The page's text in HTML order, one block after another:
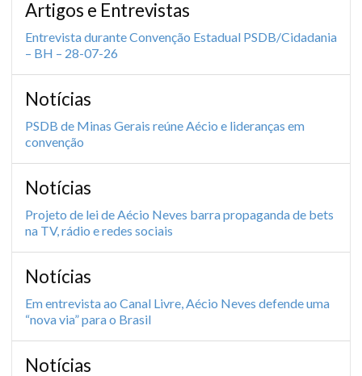
Artigos e Entrevistas
Entrevista durante Convenção Estadual PSDB/Cidadania
– BH – 28-07-26
Notícias
PSDB de Minas Gerais reúne Aécio e lideranças em
convenção
Notícias
Projeto de lei de Aécio Neves barra propaganda de bets
na TV, rádio e redes sociais
Notícias
Em entrevista ao Canal Livre, Aécio Neves defende uma
“nova via” para o Brasil
Notícias